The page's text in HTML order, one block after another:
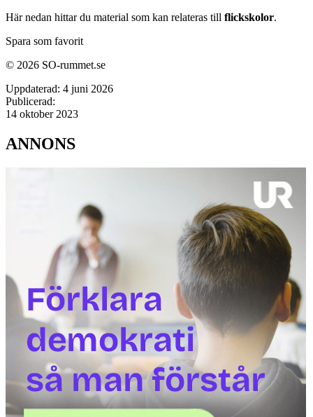
Här nedan hittar du material som kan relateras till flickskolor.
Spara som favorit
© 2026 SO-rummet.se
Uppdaterad: 4 juni 2026
Publicerad:
14 oktober 2023
ANNONS